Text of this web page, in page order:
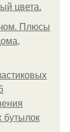
цвета.
Плюсы
бутылок